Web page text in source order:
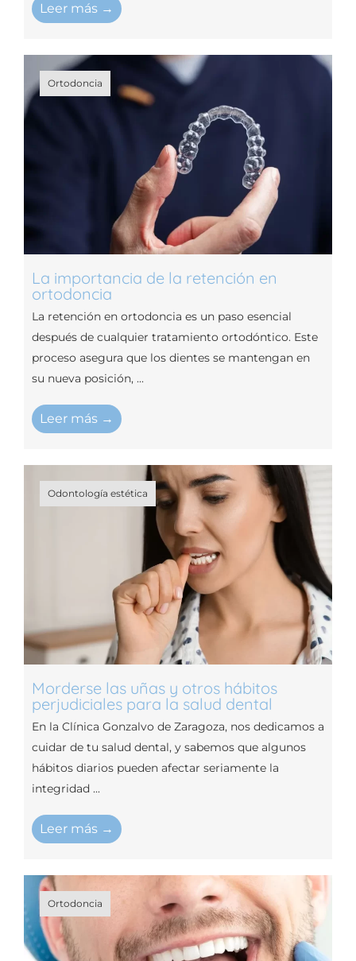
Leer más →
Ortodoncia
La importancia de la retención en
ortodoncia
La retención en ortodoncia es un paso esencial
después de cualquier tratamiento ortodóntico. Este
proceso asegura que los dientes se mantengan en
su nueva posición, ...
Leer más →
Odontología estética
Morderse las uñas y otros hábitos
perjudiciales para la salud dental
En la Clínica Gonzalvo de Zaragoza, nos dedicamos a
cuidar de tu salud dental, y sabemos que algunos
hábitos diarios pueden afectar seriamente la
integridad ...
Leer más →
Ortodoncia